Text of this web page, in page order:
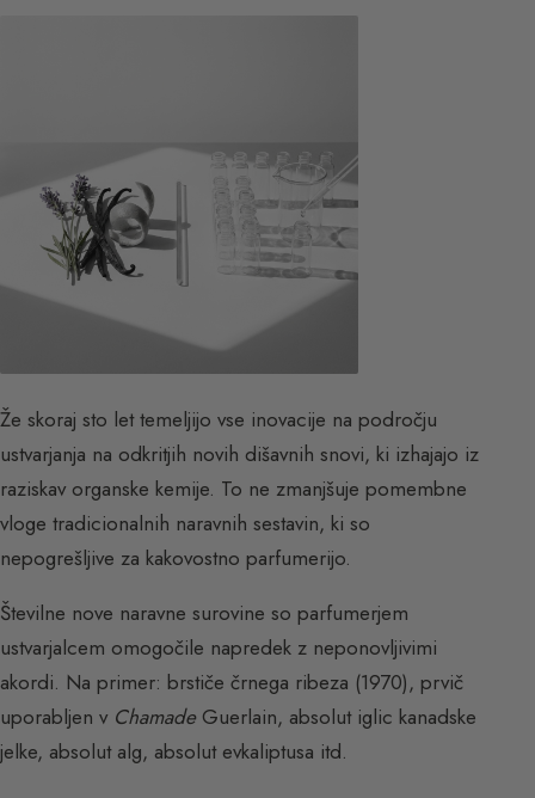
Že skoraj sto let temeljijo vse inovacije na področju
ustvarjanja na odkritjih novih dišavnih snovi, ki izhajajo iz
raziskav organske kemije. To ne zmanjšuje pomembne
vloge tradicionalnih naravnih sestavin, ki so
nepogrešljive za kakovostno parfumerijo.
Številne nove naravne surovine so parfumerjem
ustvarjalcem omogočile napredek z neponovljivimi
akordi. Na primer: brstiče črnega ribeza (1970), prvič
uporabljen v ChamadeGuerlain, absolut iglic kanadske
jelke, absolut alg, absolut evkaliptusa itd.